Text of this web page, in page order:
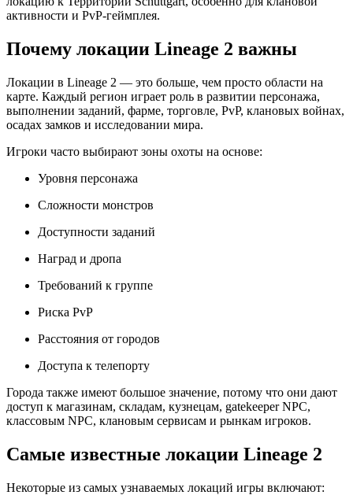
активности и PvP-геймплея.
Почему локации Lineage 2 важны
Локации в Lineage 2 — это больше, чем просто области на
карте. Каждый регион играет роль в развитии персонажа,
выполнении заданий, фарме, торговле, PvP, клановых войнах,
осадах замков и исследовании мира.
Игроки часто выбирают зоны охоты на основе:
Уровня персонажа
Сложности монстров
Доступности заданий
Наград и дропа
Требований к группе
Риска PvP
Расстояния от городов
Доступа к телепорту
Города также имеют большое значение, потому что они дают
доступ к магазинам, складам, кузнецам, gatekeeper NPC,
классовым NPC, клановым сервисам и рынкам игроков.
Самые известные локации Lineage 2
Некоторые из самых узнаваемых локаций игры включают: